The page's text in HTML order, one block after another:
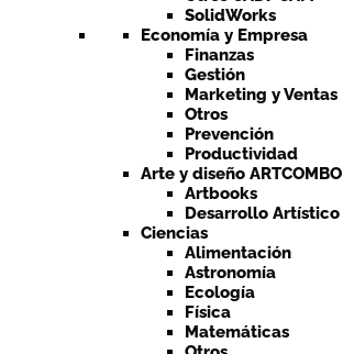
SolidWorks
Economía y Empresa
Finanzas
Gestión
Marketing y Ventas
Otros
Prevención
Productividad
Arte y diseño ARTCOMBO
Artbooks
Desarrollo Artístico
Ciencias
Alimentación
Astronomía
Ecología
Física
Matemáticas